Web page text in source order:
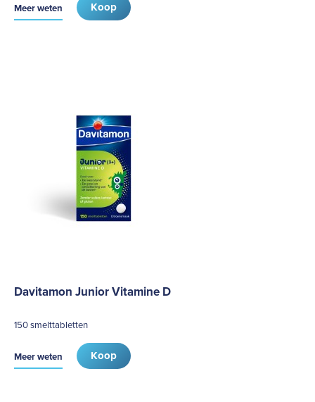
Koop
Meer weten
Davitamon Junior Vitamine D
150 smelttabletten
Koop
Meer weten